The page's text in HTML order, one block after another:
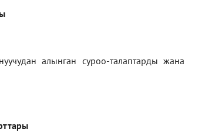
алынган суроо-талаптарды жана